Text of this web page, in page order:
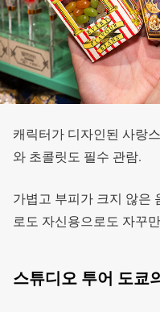
캐릭터가 디자인된 사랑
와 초콜릿도 필수 관람.
가볍고 부피가 크지 않은
로도 자신용으로도 자꾸
스튜디오 투어 도쿄